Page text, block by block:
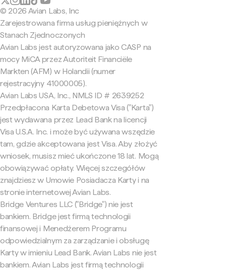
© 2026 Avian Labs, Inc
Zarejestrowana firma usług pieniężnych w
Stanach Zjednoczonych
Avian Labs jest autoryzowana jako CASP na
mocy MiCA przez Autoriteit Financiële
Markten (AFM) w Holandii (numer
rejestracyjny 41000005).
Avian Labs USA, Inc., NMLS ID # 2639252
Przedpłacona Karta Debetowa Visa ("Karta")
jest wydawana przez Lead Bank na licencji
Visa U.S.A. Inc. i może być używana wszędzie
tam, gdzie akceptowana jest Visa. Aby złożyć
wniosek, musisz mieć ukończone 18 lat. Mogą
obowiązywać opłaty. Więcej szczegółów
znajdziesz w Umowie Posiadacza Karty i na
stronie internetowej Avian Labs.
Bridge Ventures LLC ("Bridge") nie jest
bankiem. Bridge jest firmą technologii
finansowej i Menedżerem Programu
odpowiedzialnym za zarządzanie i obsługę
Karty w imieniu Lead Bank. Avian Labs nie jest
bankiem. Avian Labs jest firmą technologii